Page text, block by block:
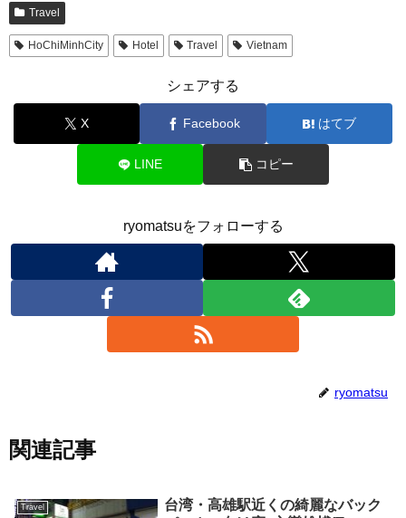
Travel
HoChiMinhCity Hotel Travel Vietnam
シェアする
X Facebook はてブ
LINE コピー
ryomatsuをフォローする
ryomatsu
関連記事
Travel
台湾・高雄駅近くの綺麗なバック